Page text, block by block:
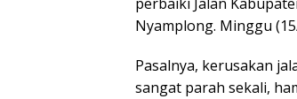
perbaiki Jalan
Nyamplong. Minggu
Pasalnya, kerusakan
sangat parah sekali,